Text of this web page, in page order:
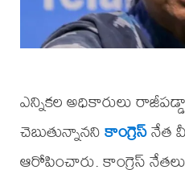
ఎన్నికల అధికారులు
చెబుతున్నాననికాంగ్రెస్నేత
ఆరోపించారు. కాంగ్రెస్‌